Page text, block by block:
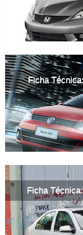
Ficha
Ficha